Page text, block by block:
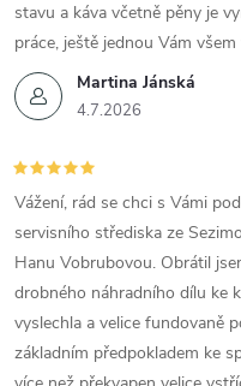
Martina Jánská
4.7.2026
stavu a káva včetně pěny je
práce, ještě jednou Vám
Vážení, rád se chci s Vámi
servisního střediska ze
Hanu Vobrubovou. Obrátil
drobného náhradního dílu ke
vyslechla a velice fundovaně
základním předpokladem ke